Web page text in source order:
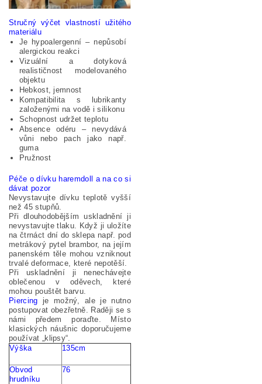
Stručný výčet vlastností užitého
materiálu
Je hypoalergenní – nepůsobí
alergickou reakci
Vizuální a dotyková
realističnost modelovaného
objektu
Hebkost, jemnost
Kompatibilita s lubrikanty
založenými na vodě i silikonu
Schopnost udržet teplotu
Absence odéru – nevydává
vůni nebo pach jako např.
guma
Pružnost
Péče o dívku haremdoll a na co si
dávat pozor
Nevystavujte dívku teplotě vyšší
než 45 stupňů.
Při dlouhodobějším uskladnění ji
nevystavujte tlaku. Když ji uložíte
na čtrnáct dní do sklepa např. pod
metrákový pytel brambor, na jejím
panenském těle mohou vzniknout
trvalé deformace, které nepotěší.
Při uskladnění ji nenechávejte
oblečenou v oděvech, které
mohou pouštět barvu.
Piercing je možný, ale je nutno
postupovat obezřetně. Raději se s
námi předem poraďte. Místo
klasických náušnic doporučujeme
používat „klipsy“.
Výška
135cm
Obvod
hrudníku
76